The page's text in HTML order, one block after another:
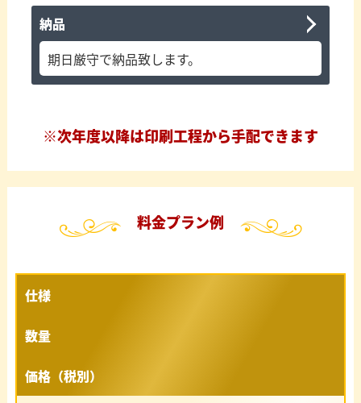
納品
期日厳守で納品致します。
※次年度以降は印刷工程から手配できます
料金プラン例
仕様
数量
価格（税別）